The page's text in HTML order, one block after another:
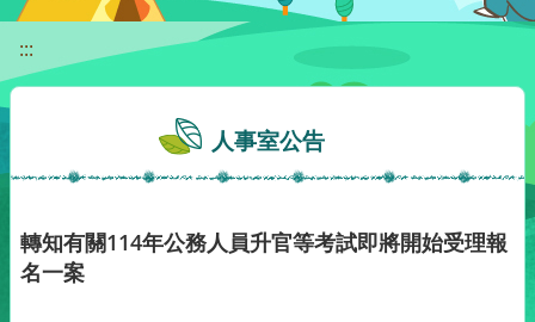
:::
人事室公告
轉知有關114年公務人員升官等考試即將開始受理報
名一案